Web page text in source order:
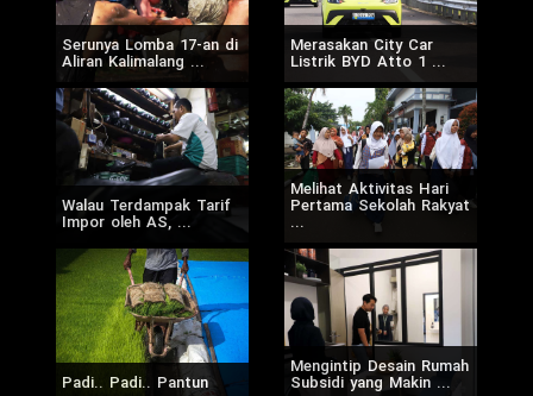
Serunya Lomba 17-an di
Aliran Kalimalang ...
Merasakan City Car
Listrik BYD Atto 1 ...
Walau Terdampak Tarif
Impor oleh AS, ...
Melihat Aktivitas Hari
Pertama Sekolah Rakyat
...
Padi.. Padi.. Pantun
Mengintip Desain Rumah
Subsidi yang Makin ...